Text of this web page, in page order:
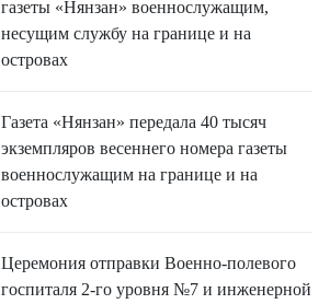
ENGLISH
FRANÇAIS
ESPAÑOL
газеты «Нянзан» военнослужащим,
несущим службу на границе и на
островах
Газета «Нянзан» передала 40 тысяч
экземпляров весеннего номера газеты
военнослужащим на границе и на
островах
Церемония отправки Военно-полевого
госпиталя 2-го уровня №7 и инженерной